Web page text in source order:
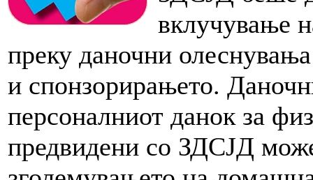
вклучување
преку даночни
и спонзорирањето.
персоналниот данок за
предвидени со ЗДСЈД